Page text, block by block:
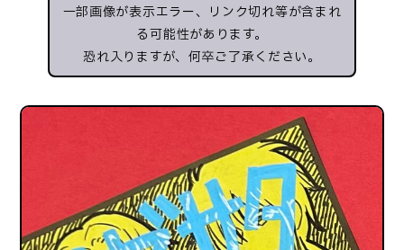
一部画像が表示エラー、リンク切れ等が含まれ
る可能性があります。
恐れ入りますが、何卒ご了承ください。